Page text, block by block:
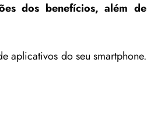
dos benefícios, além de
aplicativos do seu smartphone.